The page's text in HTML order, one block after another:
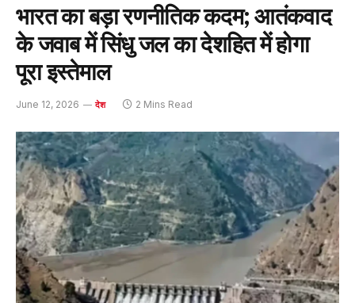
भारत का बड़ा रणनीतिक कदम; आतंकवाद
के जवाब में सिंधु जल का देशहित में होगा
पूरा इस्तेमाल
June 12, 2026 देश 2 Mins Read